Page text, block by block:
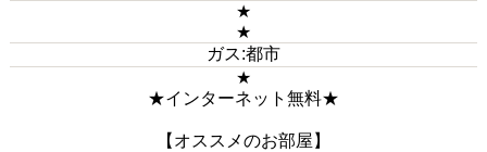
★
★
ガス:都市
★
★インターネット無料★
【オススメのお部屋】